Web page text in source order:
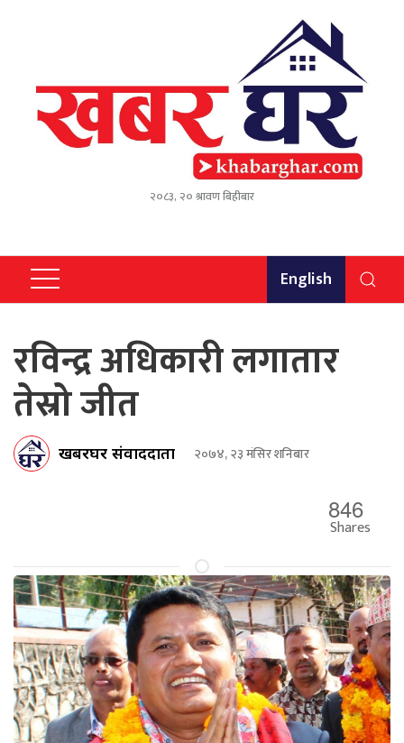
२०८३, २० श्रावण बिहीबार
English
रविन्द्र अधिकारी लगातार
तेस्रो जीत
खबरघर संवाददाता २०७४, २३ मंसिर शनिबार
846
Shares